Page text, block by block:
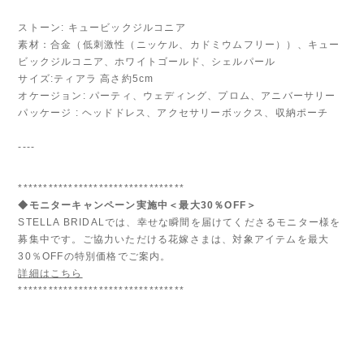
ストーン: キュービックジルコニア
素材：合金（低刺激性（ニッケル、カドミウムフリー））、キュー
ビックジルコニア、ホワイトゴールド、シェルパール
サイズ:ティアラ 高さ約5cm
オケージョン: パーティ、ウェディング、プロム、アニバーサリー
パッケージ : ヘッドドレス、アクセサリーボックス、収納ポーチ
----
*********************************
◆モニターキャンペーン実施中＜最大30％OFF＞
STELLA BRIDALでは、幸せな瞬間を届けてくださるモニター様を
募集中です。ご協力いただける花嫁さまは、対象アイテムを最大
30％OFFの特別価格でご案内。
詳細はこちら
*********************************